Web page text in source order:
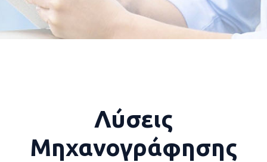
Λύσεις
Μηχανογράφησης